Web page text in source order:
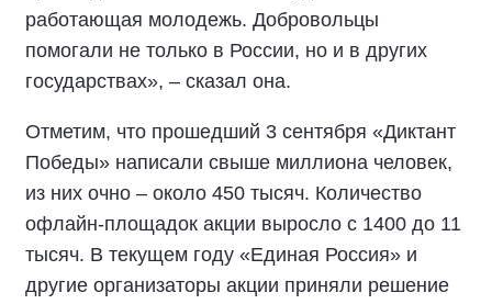
работающая молодежь. Добровольцы
помогали не только в России, но и в других
государствах», – сказал она.
Отметим, что прошедший 3 сентября «Диктант
Победы» написали свыше миллиона человек,
из них очно – около 450 тысяч. Количество
офлайн-площадок акции выросло с 1400 до 11
тысяч. В текущем году «Единая Россия» и
другие организаторы акции приняли решение